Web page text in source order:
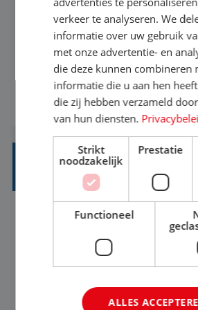
Met jouw ervaring in de
achtergrond in toerisme ben je
volgende stap. Vanaf je stoel
wereld over en speel je
wensen van je team, je klant en
reiswereld gebeurt. Met je
klanten te overtuigen om die
boeken! ...
BEKIJK VACATURE
REISADVISEUR ALLROUND
Aalsmeer, Noord-Holland,
MBO
het nu voor jezelf is, of voor een
verkeer te analyseren. We
informatie over uw gebruik
met onze advertentie- en
die deze kunnen combineren
informatie die u aan hen
die zij hebben verzameld
van hun diensten.
Strikt
noodzakelijk
Prestatie
Functioneel
ALLES